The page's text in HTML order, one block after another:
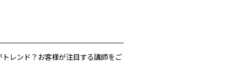
レンド？お客様が注目する講師をご